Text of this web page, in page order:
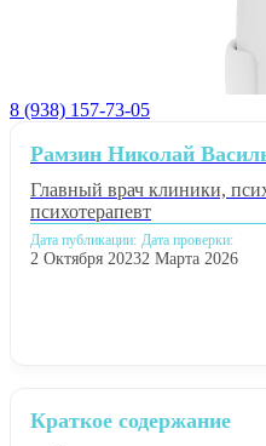
8 (938) 157-73-05
Краткое содержание
Рамзин Николай
Главный врач клиники,
психотерапевт
Дата публикации:
2 Октября 2023
Дата проверки:
2 Марта 2026